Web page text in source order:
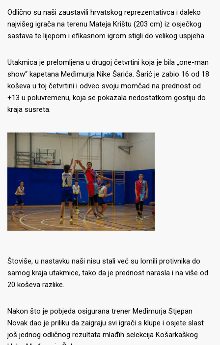
Odlično su naši zaustavili hrvatskog reprezentativca i daleko
najvišeg igrača na terenu Mateja Krištu (203 cm) iz osječkog
sastava te lijepom i efikasnom igrom stigli do velikog uspjeha.
Utakmica je prelomljena u drugoj četvrtini koja je bila „one-man
show“ kapetana Međimurja Nike Šarića. Šarić je zabio 16 od 18
koševa u toj četvrtini i odveo svoju momčad na prednost od
+13 u poluvremenu, koja se pokazala nedostatkom gostiju do
kraja susreta.
Štoviše, u nastavku naši nisu stali već su lomili protivnika do
samog kraja utakmice, tako da je prednost narasla i na više od
20 koševa razlike.
Nakon što je pobjeda osigurana trener Međimurja Stjepan
Novak dao je priliku da zaigraju svi igrači s klupe i osjete slast
još jednog odličnog rezultata mlađih selekcija Košarkaškog